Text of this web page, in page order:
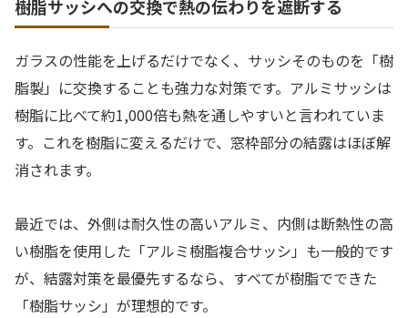
樹脂サッシへの交換で熱の伝わりを遮断する
ガラスの性能を上げるだけでなく、サッシそのものを「樹
脂製」に交換することも強力な対策です。アルミサッシは
樹脂に比べて約1,000倍も熱を通しやすいと言われていま
す。これを樹脂に変えるだけで、窓枠部分の結露はほぼ解
消されます。
最近では、外側は耐久性の高いアルミ、内側は断熱性の高
い樹脂を使用した「アルミ樹脂複合サッシ」も一般的です
が、結露対策を最優先するなら、すべてが樹脂でできた
「樹脂サッシ」が理想的です。